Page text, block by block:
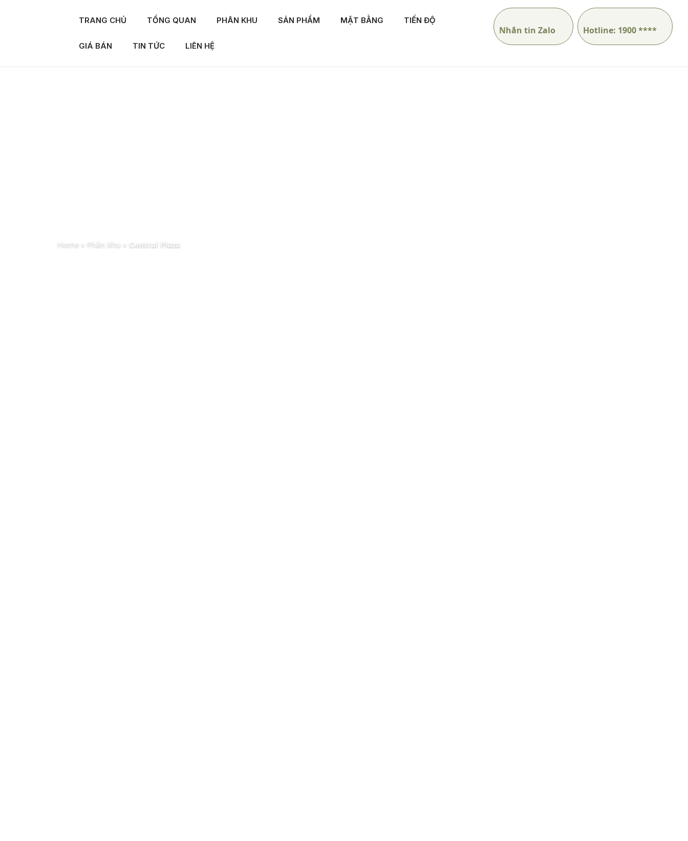
TRANG CHỦ TỔNG QUAN PHÂN KHU SẢN PHẨM MẶT BẰNG TIẾN ĐỘ
GIÁ BÁN TIN TỨC LIÊN HỆ
Nhắn tin Zalo Hotline: 1900 ****
Home » Phân Khu » Central Plaza